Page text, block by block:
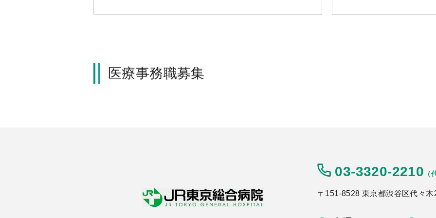
医療事務職募集
03-3320-2210 （
〒151-8528 東京都渋谷区代々木